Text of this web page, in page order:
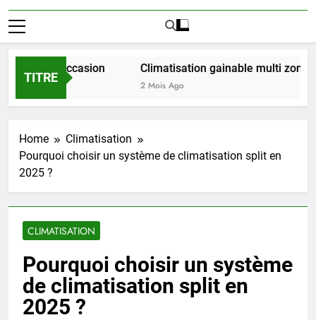
TITRE
d occasion Climatisation gainable multi zones :
2 Mois Ago
Home
Climatisation
Pourquoi choisir un système de climatisation split en
2025 ?
CLIMATISATION
Pourquoi choisir un système
de climatisation split en
2025 ?